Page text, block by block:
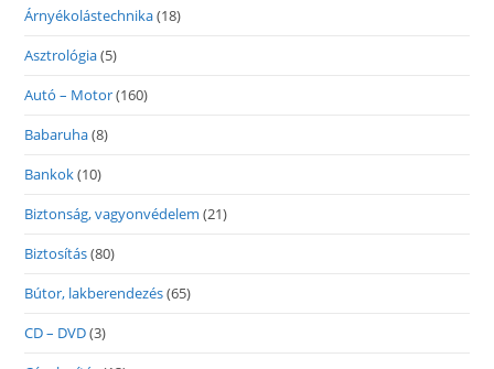
Árnyékolástechnika(18)
Asztrológia(5)
Autó – Motor(160)
Babaruha(8)
Bankok(10)
Biztonság, vagyonvédelem (21)
Biztosítás(80)
Bútor, lakberendezés(65)
CD – DVD(3)